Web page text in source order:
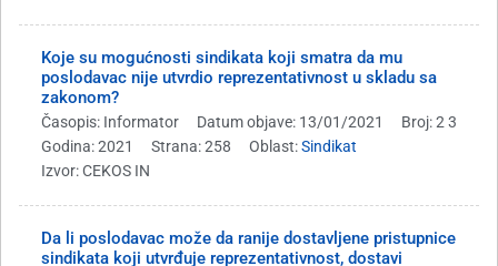
Koje su mogućnosti sindikata koji smatra da mu
poslodavac nije utvrdio reprezentativnost u skladu sa
zakonom?
Časopis: Informator Datum objave: 13/01/2021
Broj: 2 3
Godina: 2021
Strana: 258 Oblast:Sindikat
Izvor: CEKOS IN
Da li poslodavac može da ranije dostavljene pristupnice
sindikata koji utvrđuje reprezentativnost, dostavi